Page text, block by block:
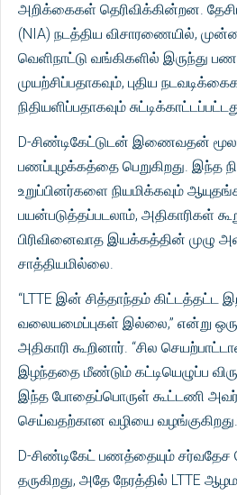
அறிக்கைகள் தெரிவிக்கின்றன.
(NIA) நடத்திய விசாரணையில்,
வெளிநாட்டு வங்கிகளில் இருந்து
முயற்சிப்பதாகவும், புதிய
நிதியளிப்பதாகவும்
D-சிண்டிகேட்டுடன் இணைவதன்
பணப்புழக்கத்தை பெறுகிறது. இந்த
உறுப்பினர்களை நியமிக்கவும்
பயன்படுத்தப்படலாம், அதிகாரிகள்
பிரிவினைவாத இயக்கத்தின் முழு
சாத்தியமில்லை.
“LTTE இன் சித்தாந்தம் கிட்டத்தட்ட
வலையமைப்புகள் இல்லை,” என்று
அதிகாரி கூறினார். “சில
இழந்ததை மீண்டும் கட்டியெழுப்ப
இந்த போதைப்பொருள் கூட்டணி
செய்வதற்கான வழியை
D-சிண்டிகேட் பணத்தையும்
தருகிறது, அதே நேரத்தில் LTTE